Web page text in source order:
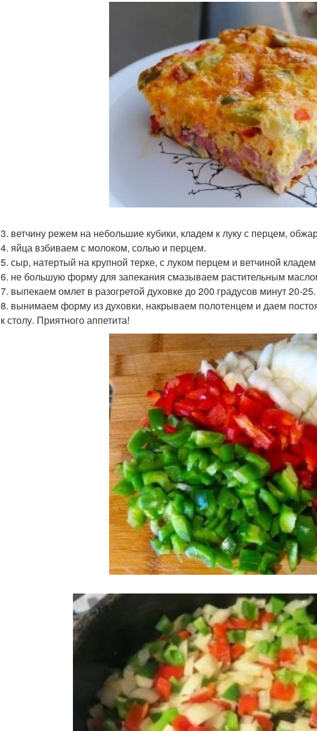
3. ветчину режем на небольшие кубики, кладем к луку с перцем,
4. яйца взбиваем с молоком, солью и перцем.
5. сыр, натертый на крупной терке, с луком перцем и ветчиной
6. не большую форму для запекания смазываем растительным
7. выпекаем омлет в разогретой духовке до 200 градусов минут 20-25.
8. вынимаем форму из духовки, накрываем полотенцем и даем
к столу. Приятного аппетита!